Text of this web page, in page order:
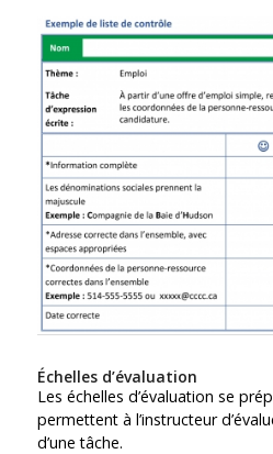
Échelles d’évaluation
Les échelles d’évaluation se
permettent à l’instructeur
d’une tâche.